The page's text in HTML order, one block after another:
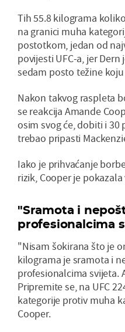
Tih 55.8 kilograma
na granici muha
postotkom, jedan od
povijesti UFC-a, jer
sedam posto težine
Nakon takvog raspleta
se reakcija Amande
osim svog će, dobiti i
trebao pripasti
Iako je prihvaćanje
rizik, Cooper je
"Sramota i
profesionalcima
"Nisam šokirana što je
kilograma je sramota i
profesionalcima svijeta.
Pripremite se, na UFC
kategorije protiv muha
Cooper.